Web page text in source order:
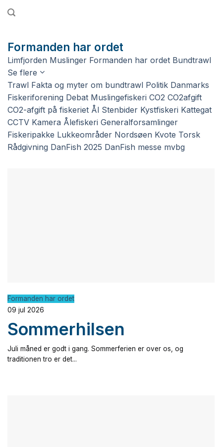
Fortsæt
Formanden har ordet
Limfjorden Muslinger Formanden har ordet Bundtrawl
Se flere
Trawl Fakta og myter om bundtrawl Politik Danmarks
Fiskeriforening Debat Muslingefiskeri CO2 CO2afgift
CO2-afgift på fiskeriet Ål Stenbider Kystfiskeri Kattegat
CCTV Kamera Ålefiskeri Generalforsamlinger
Fiskeripakke Lukkeområder Nordsøen Kvote Torsk
Rådgivning DanFish 2025 DanFish messe mvbg
Formanden har ordet
09 jul 2026
Sommerhilsen
Juli måned er godt i gang. Sommerferien er over os, og
traditionen tro er det...